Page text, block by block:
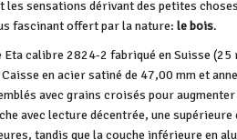
les sensations dérivant des petites
fascinant offert par la nature: le bois.
Eta calibre 2824-2 fabriqué en Suisse
en acier satiné de 47,00 mm et
avec grains croisés pour
avec lecture décentrée, une supérieure
tandis que la couche inférieure en